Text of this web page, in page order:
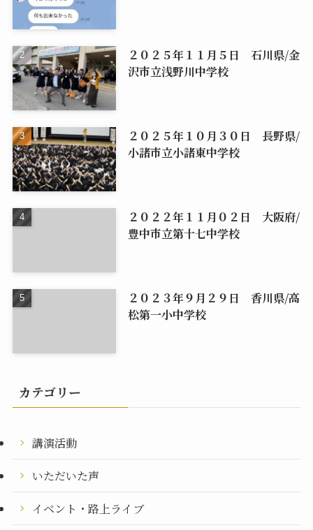
２０２５年１１月５日 石川県/金
沢市立浅野川中学校
２０２５年１０月３０日 長野県/
小諸市立小諸東中学校
２０２２年１１月０２日 大阪府/
豊中市立第十七中学校
２０２３年９月２９日 香川県/高
松第一小中学校
カテゴリー
講演活動
いただいた声
イベント・路上ライブ